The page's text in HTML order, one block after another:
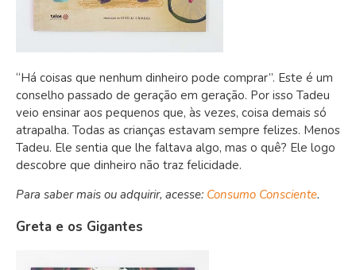
“Há coisas que nenhum dinheiro pode comprar”. Este é um
conselho passado de geração em geração. Por isso Tadeu
veio ensinar aos pequenos que, às vezes, coisa demais só
atrapalha. Todas as crianças estavam sempre felizes. Menos
Tadeu. Ele sentia que lhe faltava algo, mas o quê? Ele logo
descobre que dinheiro não traz felicidade.
Para saber mais ou adquirir, acesse: Consumo Consciente.
Greta e os Gigantes